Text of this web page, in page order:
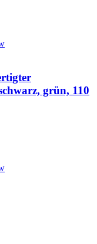
grün, 110